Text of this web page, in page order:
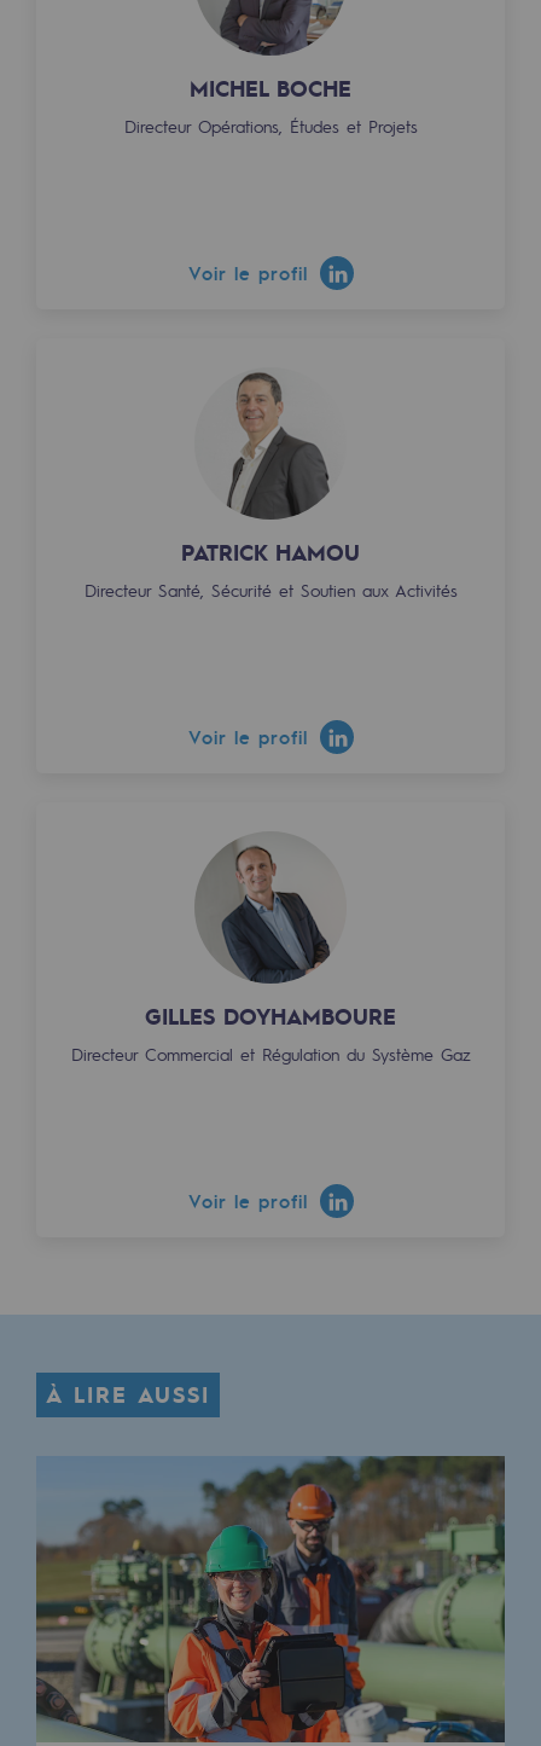
MICHEL BOCHE
Directeur Opérations, Études et Projets
Voir le profil
PATRICK HAMOU
Directeur Santé, Sécurité et Soutien aux Activités
Voir le profil
GILLES DOYHAMBOURE
Directeur Commercial et Régulation du Système Gaz
Voir le profil
À LIRE AUSSI